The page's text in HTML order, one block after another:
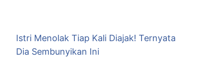
Istri Menolak Tiap Kali Diajak! Ternyata
Dia Sembunyikan Ini